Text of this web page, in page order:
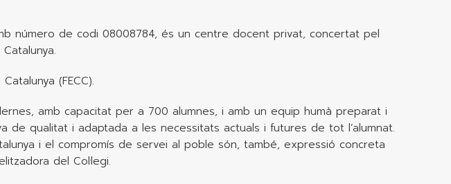
número de codi 08008784, és un centre docent privat, concertat pel
(FECC).
amb capacitat per a 700 alumnes, i amb un equip humà preparat i
de qualitat i adaptada a les necessitats actuals i futures de tot l’alumnat.
i el compromís de servei al poble són, també, expressió concreta
del Col·legi.